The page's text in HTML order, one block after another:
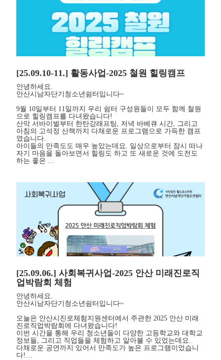
[25.09.10-11.] 활동사업-2025 철원 힐링캠프
안녕하세요.
안산시남자단기청소년쉼터입니다~
9월 10일부터 11일까지 우리 쉼터 구성원들이 모두 함께 철원
으로 힐링캠프를 다녀왔습니다!
산악 서바이벌부터 한탄강래프팅, 저녁 바베큐 시간, 그리고
아침의 고석정 산책까지 다채로운 프로그램으로 가득한 캠프
였습니다.
아이들의 만족도도 매우 높았는데요. 일상으로부터 잠시 떠나
자기 마음을 돌아보면서 힐링도 하고 또 새로운 것에 도전도
하는 좋은 …
[25.09.06.] 사회복귀사업-2025 안산 미래진로직
업박람회 체험
안녕하세요.
안산시남자단기청소년쉼터입니다~
오늘은 안산시진로체험지원센터에서 주관한 2025 안산 미래
진로직업박람회에 다녀왔습니다!
이번 시간을 통해 우리 청소년들이 다양한 고등학교와 대학교
정보들, 그리고 직업들을 체험하고 알아볼 수 있었는데요.
다채로운 공연까지 있어서 만족도가 높은 프로그램이었습니
다!…